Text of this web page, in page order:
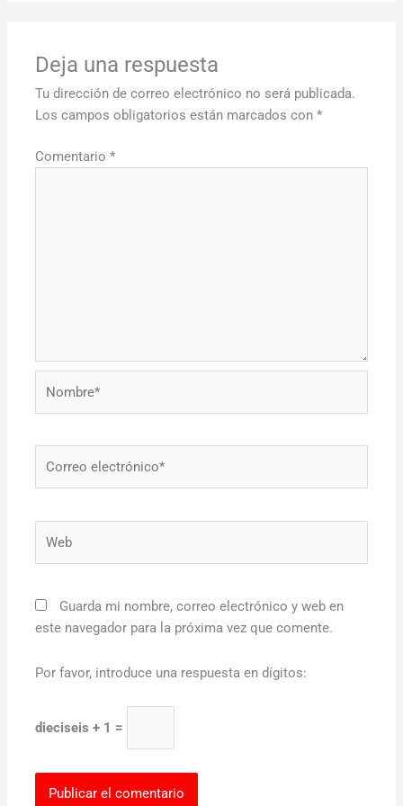
Deja una respuesta
Tu dirección de correo electrónico no será publicada.
Los campos obligatorios están marcados con*
Comentario*
Guarda mi nombre, correo electrónico y web en
este navegador para la próxima vez que comente.
Por favor, introduce una respuesta en dígitos:
dieciseis + 1 =